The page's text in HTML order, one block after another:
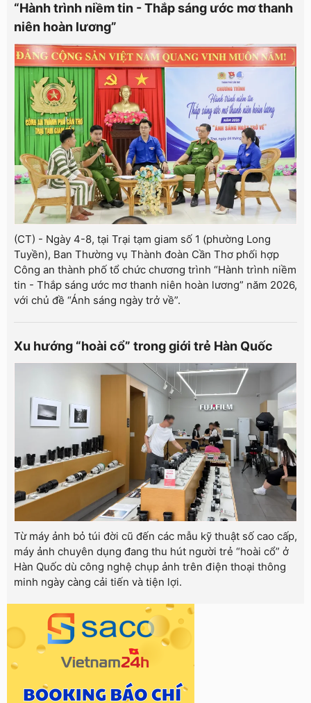
“Hành trình niềm tin - Thắp sáng ước mơ thanh
niên hoàn lương”
(CT) - Ngày 4-8, tại Trại tạm giam số 1 (phường Long
Tuyền), Ban Thường vụ Thành đoàn Cần Thơ phối hợp
Công an thành phố tổ chức chương trình “Hành trình niềm
tin - Thắp sáng ước mơ thanh niên hoàn lương” năm 2026,
với chủ đề “Ánh sáng ngày trở về”.
Xu hướng “hoài cổ” trong giới trẻ Hàn Quốc
Từ máy ảnh bỏ túi đời cũ đến các mẫu kỹ thuật số cao cấp,
máy ảnh chuyên dụng đang thu hút người trẻ “hoài cổ” ở
Hàn Quốc dù công nghệ chụp ảnh trên điện thoại thông
minh ngày càng cải tiến và tiện lợi.